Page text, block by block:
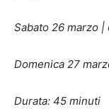
Sabato 26 marzo |
Domenica 27
Durata: 45 minuti